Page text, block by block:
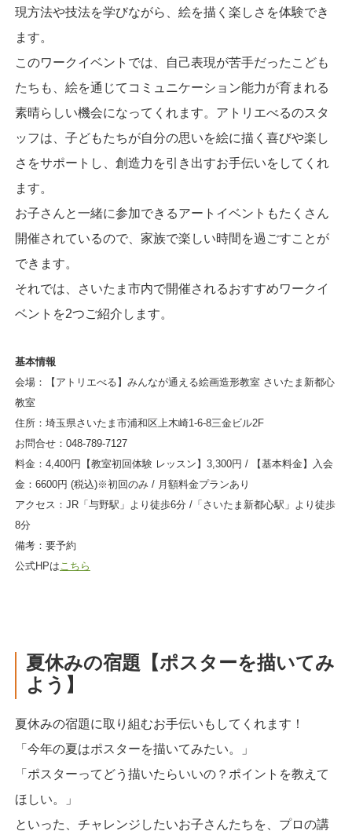
現方法や技法を学びながら、絵を描く楽しさを体験でき
ます。
このワークイベントでは、自己表現が苦手だったこども
たちも、絵を通じてコミュニケーション能力が育まれる
素晴らしい機会になってくれます。アトリエべるのスタ
ッフは、子どもたちが自分の思いを絵に描く喜びや楽し
さをサポートし、創造力を引き出すお手伝いをしてくれ
ます。
お子さんと一緒に参加できるアートイベントもたくさん
開催されているので、家族で楽しい時間を過ごすことが
できます。
それでは、さいたま市内で開催されるおすすめワークイ
ベントを2つご紹介します。
基本情報
会場：【アトリエべる】みんなが通える絵画造形教室 さいたま新都心
教室
住所：埼玉県さいたま市浦和区上木崎1-6-8三金ビル2F
お問合せ：048-789-7127
料金：4,400円【教室初回体験 レッスン】3,300円 / 【基本料金】入会
金：6600円 (税込)※初回のみ / 月額料金プランあり
アクセス：JR「与野駅」より徒歩6分 /「さいたま新都心駅」より徒歩
8分
備考：要予約
公式HPは こちら
夏休みの宿題【ポスターを描いてみ
よう】
夏休みの宿題に取り組むお手伝いもしてくれます！
「今年の夏はポスターを描いてみたい。」
「ポスターってどう描いたらいいの？ポイントを教えて
ほしい。」
といった、チャレンジしたいお子さんたちを、プロの講